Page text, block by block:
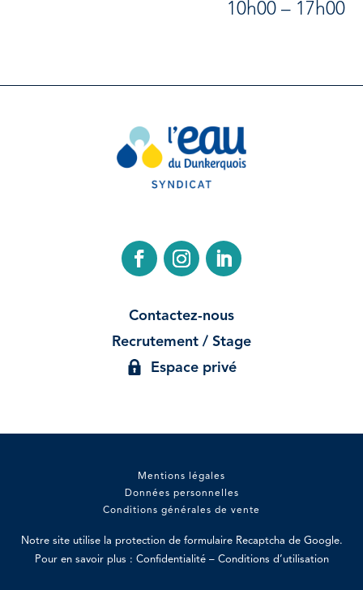
10h00 – 17h00
Contactez-nous
Recrutement / Stage
Espace privé
Mentions légales
Données personnelles
Conditions générales de vente
Notre site utilise la protection de formulaire Recaptcha de Google.
Pour en savoir plus : Confidentialité– Conditions d’utilisation